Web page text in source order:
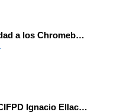
Dale una oportunidad a los Chromebooks y utiliza un proyector para realizar talleres si no tienes pantallas táctiles
Presentación IES CIFPD Ignacio Ellacuría